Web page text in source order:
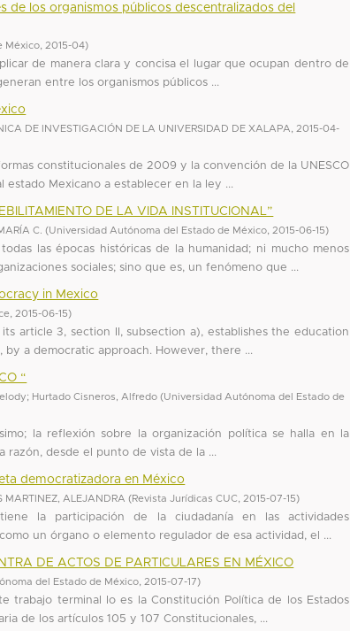
de los organismos públicos descentralizados del
México 2015-04)
de manera clara y concisa el lugar que ocupan dentro de
entre los organismos públicos ...
DE INVESTIGACIÓN DE LA UNIVERSIDAD DE XALAPA
2015-04-
constitucionales de 2009 y la convención de la UNESCO
Mexicano a establecer en la ley ...
DE LA VIDA INSTITUCIONAL”
C. (Universidad Autónoma del Estado de México 2015-06-15)
las épocas históricas de la humanidad; ni mucho menos
sociales; sino que es, un fenómeno que ...
in Mexico
2015-06-15)
article 3, section II, subsection a), establishes the education
a democratic approach. However, there ...
“
; Hurtado Cisneros, Alfredo (Universidad Autónoma del Estado de
la reflexión sobre la organización política se halla en la
razón, desde el punto de vista de la ...
democratizadora en México
MARTINEZ, ALEJANDRA (Revista Jurídicas CUC 2015-07-15)
la participación de la ciudadanía en las actividades
un órgano o elemento regulador de esa actividad, el ...
DE ACTOS DE PARTICULARES EN MÉXICO
del Estado de México 2015-07-17)
trabajo terminal lo es la Constitución Política de los Estados
de los artículos 105 y 107 Constitucionales, ...